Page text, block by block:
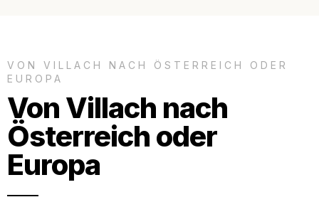
VON VILLACH NACH ÖSTERREICH ODER
EUROPA
Von Villach nach
Österreich oder
Europa